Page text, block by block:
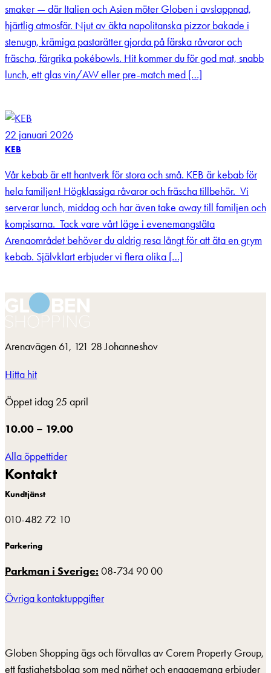
smaker — där Italien och Asien möter Globen i avslappnad,
hjärtlig atmosfär. Njut av äkta napolitanska pizzor bakade i
stenugn, krämiga pastarätter gjorda på färska råvaror och
fräscha, färgrika pokébowls. Hit kommer du för god mat, snabb
lunch, ett glas vin/AW eller pre-match med […]
22 januari 2026
KEB
Vår kebab är ett hantverk för stora och små. KEB är kebab för
hela familjen! Högklassiga råvaror och fräscha tillbehör. Vi
serverar lunch, middag och har även take away till familjen och
kompisarna. Tack vare vårt läge i evenemangstäta
Arenaområdet behöver du aldrig resa långt för att äta en grym
kebab. Självklart erbjuder vi flera olika […]
Arenavägen 61, 121 28 Johanneshov
Hitta hit
Öppet idag 25 april
10.00 – 19.00
Alla öppettider
Kontakt
Kundtjänst
010-482 72 10
Parkering
Parkman i Sverige: 08-734 90 00
Övriga kontaktuppgifter
Globen Shopping ägs och förvaltas av Corem Property Group,
ett fastighetsbolag som med närhet och engagemang erbjuder